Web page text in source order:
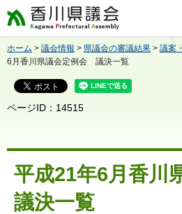
香川県議会
ホーム > 議会情報 > 県議会の審議結果 > 議案
6月香川県議会定例会 議決一覧
ページID：14515
平成21年6月香川
議決一覧